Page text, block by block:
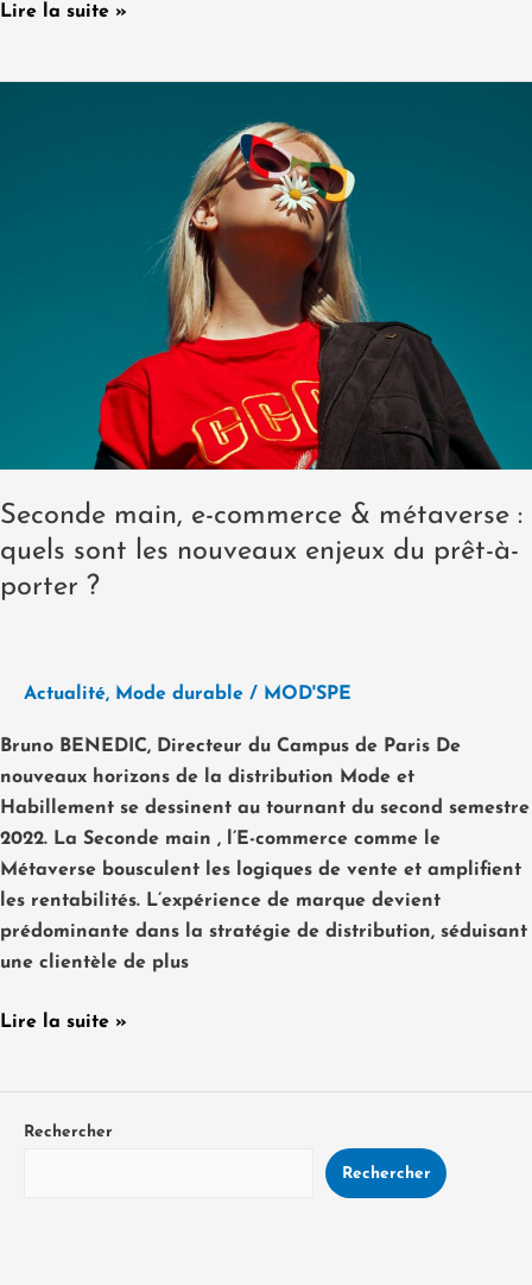
Lire la suite »
Seconde main, e-commerce & métaverse :
quels sont les nouveaux enjeux du prêt-à-
porter ?
Actualité, Mode durable / MOD'SPE
Bruno BENEDIC, Directeur du Campus de Paris De
nouveaux horizons de la distribution Mode et
Habillement se dessinent au tournant du second semestre
2022. La Seconde main , l’E-commerce comme le
Métaverse bousculent les logiques de vente et amplifient
les rentabilités. L’expérience de marque devient
prédominante dans la stratégie de distribution, séduisant
une clientèle de plus
du
prêt-
à-
porter
?
Lire la suite »
Rechercher
Rechercher